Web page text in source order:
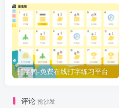
打字鸭-免费在线打字练习平台
评论 抢沙发